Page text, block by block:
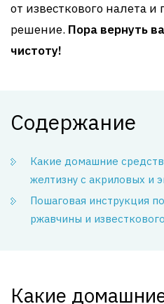
от известкового налета
решение. Пора вернуть
чистоту!
Содержание
Какие домашние
желтизну с акриловых и
Пошаговая инструкция
ржавчины и
Какие